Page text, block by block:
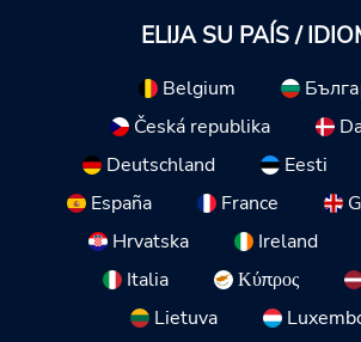
ELIJA SU PAÍS /
Belgium
Česká republika
Deutschland
Eesti
España
France
Hrvatska
Ireland
Italia
Κύπρος
Lietuva